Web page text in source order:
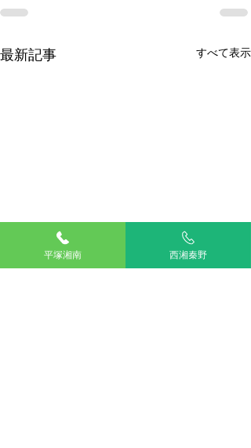
最新記事 すべて表示
平塚湘南 西湘秦野